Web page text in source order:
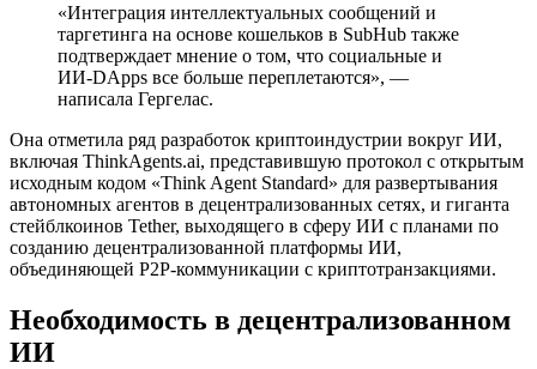
«Интеграция интеллектуальных сообщений и
таргетинга на основе кошельков в SubHub также
подтверждает мнение о том, что социальные и
ИИ-DApps все больше переплетаются», —
написала Гергелас.
Она отметила ряд разработок криптоиндустрии вокруг ИИ,
включая ThinkAgents.ai, представившую протокол с открытым
исходным кодом «Think Agent Standard» для развертывания
автономных агентов в децентрализованных сетях, и гиганта
стейблкоинов Tether, выходящего в сферу ИИ с планами по
созданию децентрализованной платформы ИИ,
объединяющей P2P-коммуникации с криптотранзакциями.
Необходимость в децентрализованном
ИИ